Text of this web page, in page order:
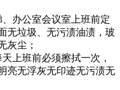
办公室会议室上班前定
无垃圾、无污渍油渍，玻
灰尘；
上班前必须擦拭一次，
亮无浮灰无印迹无污渍无